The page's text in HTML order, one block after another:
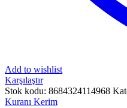
Add to wishlist
Karşılaştır
Stok kodu: 8684324114968
Kuranı Kerim